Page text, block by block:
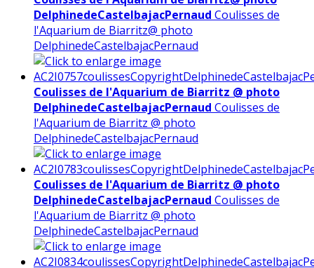
DelphinedeCastelbajacPernaud Coulisses de
l'Aquarium de Biarritz@ photo
DelphinedeCastelbajacPernaud
Coulisses de l'Aquarium de Biarritz @ photo
DelphinedeCastelbajacPernaud Coulisses de
l'Aquarium de Biarritz @ photo
DelphinedeCastelbajacPernaud
Coulisses de l'Aquarium de Biarritz @ photo
DelphinedeCastelbajacPernaud Coulisses de
l'Aquarium de Biarritz @ photo
DelphinedeCastelbajacPernaud